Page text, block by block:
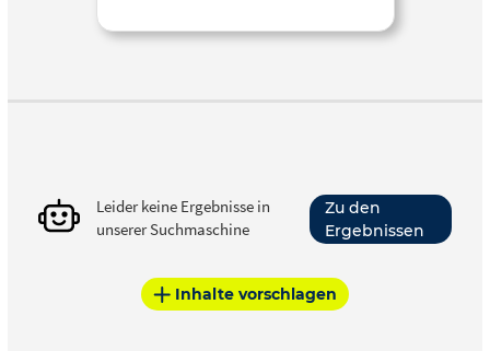
Leider keine Ergebnisse in
unserer Suchmaschine
Zu den
Ergebnissen
Inhalte vorschlagen